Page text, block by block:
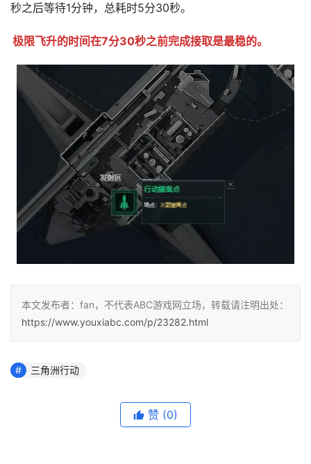
秒之后等待1分钟，总耗时5分30秒。
极限飞升的时间在7分30秒之前完成接取是最稳的。
本文发布者：fan，不代表ABC游戏网立场，转载请注明出处：
https://www.youxiabc.com/p/23282.html
三角洲行动
赞 (0)